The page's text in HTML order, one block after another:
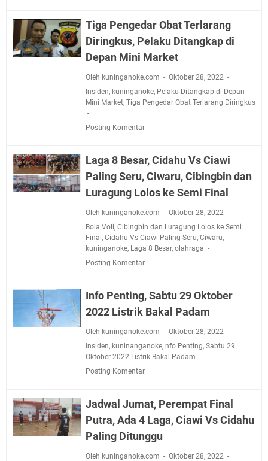
Tiga Pengedar Obat Terlarang
Diringkus, Pelaku Ditangkap di
Depan Mini Market
Oleh kuninganoke.com
Oktober 28, 2022
Insiden, kuninganoke, Pelaku Ditangkap di Depan
Mini Market, Tiga Pengedar Obat Terlarang Diringkus
Posting Komentar
Laga 8 Besar, Cidahu Vs Ciawi
Paling Seru, Ciwaru, Cibingbin dan
Luragung Lolos ke Semi Final
Oleh kuninganoke.com
Oktober 28, 2022
Bola Voli, Cibingbin dan Luragung Lolos ke Semi
Final , Cidahu Vs Ciawi Paling Seru, Ciwaru,
kuninganoke, Laga 8 Besar, olahraga
Posting Komentar
Info Penting, Sabtu 29 Oktober
2022 Listrik Bakal Padam
Oleh kuninganoke.com
Oktober 28, 2022
Insiden, kuninanganoke, nfo Penting, Sabtu 29
Oktober 2022 Listrik Bakal Padam
Posting Komentar
Jadwal Jumat, Perempat Final
Putra, Ada 4 Laga, Ciawi Vs Cidahu
Paling Ditunggu
Oleh kuninganoke.com
Oktober 28, 2022